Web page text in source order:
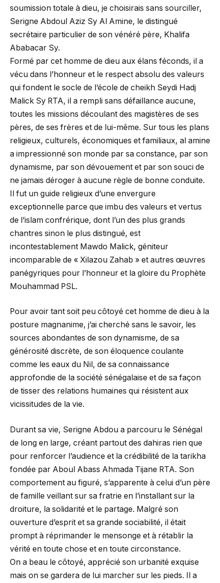
soumission totale à dieu, je choisirais sans sourciller,
Serigne Abdoul Aziz Sy Al Amine, le distingué
secrétaire particulier de son vénéré père, Khalifa
Ababacar Sy.
Formé par cet homme de dieu aux élans féconds, il a
vécu dans l’honneur et le respect absolu des valeurs
qui fondent le socle de l’école de cheikh Seydi Hadj
Malick Sy RTA, il a rempli sans défaillance aucune,
toutes les missions découlant des magistères de ses
pères, de ses frères et de lui-même. Sur tous les plans
religieux, culturels, économiques et familiaux, al amine
a impressionné son monde par sa constance, par son
dynamisme, par son dévouement et par son souci de
ne jamais déroger à aucune règle de bonne conduite.
Il fut un guide religieux d’une envergure
exceptionnelle parce que imbu des valeurs et vertus
de l’islam confrérique, dont l’un des plus grands
chantres sinon le plus distingué, est
incontestablement Mawdo Malick, géniteur
incomparable de « Xilazou Zahab » et autres œuvres
panégyriques pour l’honneur et la gloire du Prophète
Mouhammad PSL.
Pour avoir tant soit peu côtoyé cet homme de dieu à la
posture magnanime, j’ai cherché sans le savoir, les
sources abondantes de son dynamisme, de sa
générosité discrète, de son éloquence coulante
comme les eaux du Nil, de sa connaissance
approfondie de la société sénégalaise et de sa façon
de tisser des relations humaines qui résistent aux
vicissitudes de la vie.
Durant sa vie, Serigne Abdou a parcouru le Sénégal
de long en large, créant partout des dahiras rien que
pour renforcer l’audience et la crédibilité de la tarikha
fondée par Aboul Abass Ahmada Tijane RTA. Son
comportement au figuré, s’apparente à celui d’un père
de famille veillant sur sa fratrie en l’installant sur la
droiture, la solidarité et le partage. Malgré son
ouverture d’esprit et sa grande sociabilité, il était
prompt à réprimander le mensonge et à rétablir la
vérité en toute chose et en toute circonstance.
On a beau le côtoyé, apprécié son urbanité exquise
mais on se gardera de lui marcher sur les pieds. Il a